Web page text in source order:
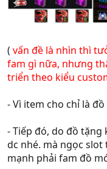
( vấn đề là nhìn thì
fam gì nữa, nhưng
triển theo kiểu
- Vì item cho chỉ là
- Tiếp đó, do đồ tặng
dc nhé. mà ngọc
mạnh phải fam đồ